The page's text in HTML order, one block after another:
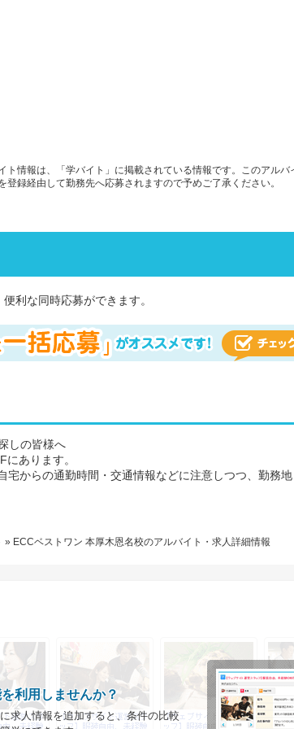
ト情報は、「学バイト」に掲載されている情報です。このアルバ
登録経由して勤務先へ応募されますので予めご了承ください。
利な同時応募ができます。
しの皆様へ
あります。
からの通勤時間・交通情報などに注意しつつ、勤務地
» ECCベストワン 本厚木恩名校のアルバイト・求人詳細情報
利用しませんか？
求人情報を追加すると、条件の比較